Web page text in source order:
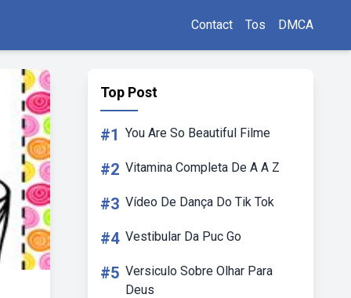
Contact Tos DMCA
Top Post
#1 You Are So Beautiful Filme
#2 Vitamina Completa De A A Z
#3 Vídeo De Dança Do Tik Tok
#4 Vestibular Da Puc Go
#5 Versiculo Sobre Olhar Para
Deus